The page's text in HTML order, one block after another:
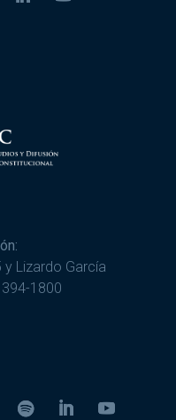
Lizardo García
1800